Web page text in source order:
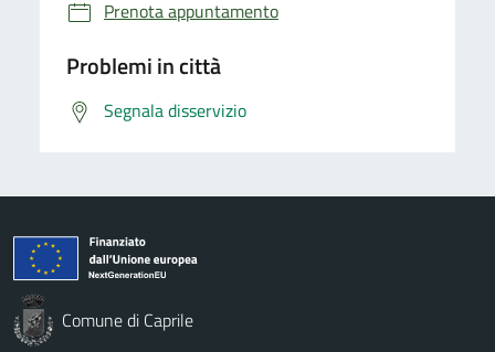
Prenota appuntamento
Problemi in città
Segnala disservizio
Comune di Caprile